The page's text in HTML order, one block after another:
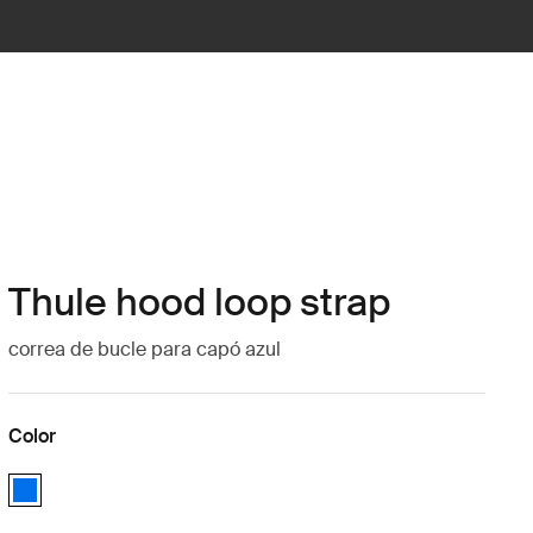
Thule hood loop strap
correa de bucle para capó azul
Color
Thule hood loop strap Azul (selected)